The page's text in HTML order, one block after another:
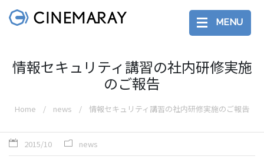
MENU
情報セキュリティ講習の社内研修実施
のご報告
Home news 情報セキュリティ講習の社内研修実施のご報告
2015/10 news